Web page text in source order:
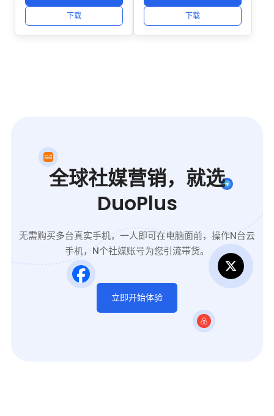
避免账号交叉风险。
本聊天、高清语音/视频
通话（最多30人）、大文
件传输（最大2GB）、频
和插件）。无广告，在重
视隐私保护的用户中广泛
使用，全球月活跃用 …
下载
中，女性必须在 24 小时
内发送消息，否则匹配将
过期）。它还涵盖了同性
伴侣或建立专业网络的主
流 …
下载
全球社媒营销，就选
DuoPlus
无需购买多台真实手机，一人即可在电脑面前，操作N台云
手机，N个社媒账号为您引流带货。
立即开始体验